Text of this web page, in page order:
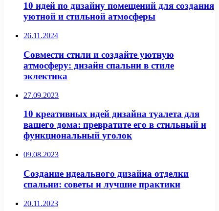
10 идей по дизайну помещений для создания
уютной и стильной атмосферы
26.11.2024
Совмести стили и создайте уютную
атмосферу: дизайн спальни в стиле
эклектика
27.09.2023
10 креативных идей дизайна туалета для
вашего дома: превратите его в стильный и
функциональный уголок
09.08.2023
Создание идеального дизайна отделки
спальни: советы и лучшие практики
20.11.2023